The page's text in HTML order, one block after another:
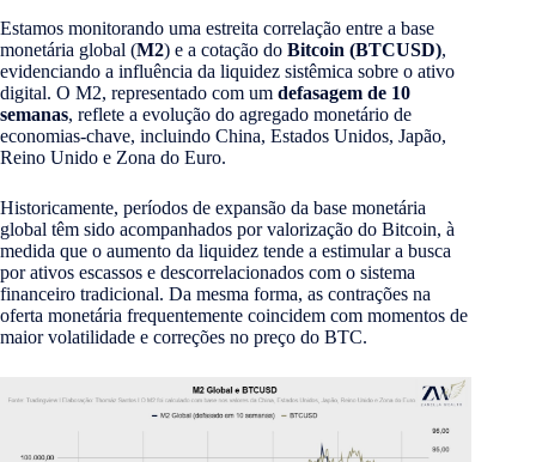
Estamos monitorando uma estreita correlação entre a base
monetária global (M2) e a cotação do Bitcoin (BTCUSD),
evidenciando a influência da liquidez sistêmica sobre o ativo
digital. O M2, representado com um defasagem de 10
semanas, reflete a evolução do agregado monetário de
economias-chave, incluindo China, Estados Unidos, Japão,
Reino Unido e Zona do Euro.
Historicamente, períodos de expansão da base monetária
global têm sido acompanhados por valorização do Bitcoin, à
medida que o aumento da liquidez tende a estimular a busca
por ativos escassos e descorrelacionados com o sistema
financeiro tradicional. Da mesma forma, as contrações na
oferta monetária frequentemente coincidem com momentos de
maior volatilidade e correções no preço do BTC.